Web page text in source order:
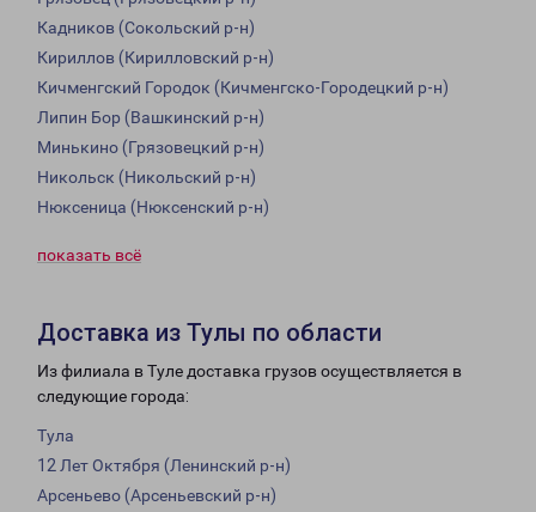
Кадников (Сокольский р-н)
Кириллов (Кирилловский р-н)
Кичменгский Городок (Кичменгско-Городецкий р-н)
Липин Бор (Вашкинский р-н)
Минькино (Грязовецкий р-н)
Никольск (Никольский р-н)
Нюксеница (Нюксенский р-н)
показать всё
Доставка из Тулы по области
Из филиала в Туле доставка грузов осуществляется в
следующие города:
Тула
12 Лет Октября (Ленинский р-н)
Арсеньево (Арсеньевский р-н)